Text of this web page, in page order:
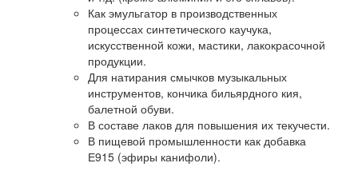
Как эмульгатор в производственных
процессах синтетического каучука,
искусственной кожи, мастики, лакокрасочной
продукции.
Для натирания смычков музыкальных
инструментов, кончика бильярдного кия,
балетной обуви.
В составе лаков для повышения их текучести.
В пищевой промышленности как добавка
Е915 (эфиры канифоли).